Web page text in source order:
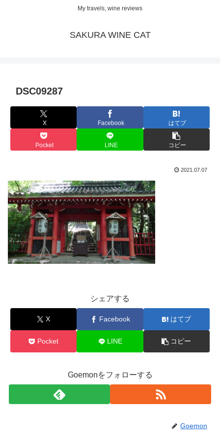
My travels, wine reviews
SAKURA WINE CAT
DSC09287
X Facebook はてブ
Pocket LINE コピー
2021.07.07
シェアする
X Facebook はてブ
Pocket LINE コピー
Goemonをフォローする
Goemon